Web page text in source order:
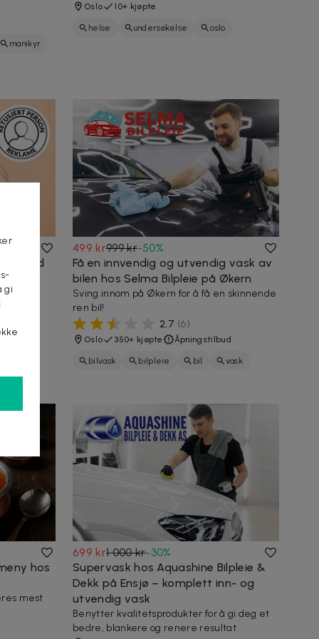
manikyr
Oslo 10+ kjøpte
helse undersøkelse
oslo
Hud
og
499 kr999 kr-50%
Få en innvendig og utvendig vask av
bilen hos Selma Bilpleie på Økern
Sving innom på Økern for å få en skinnende
ren bil!
2,7 (6)
Oslo 350+ kjøpte Åpningstilbud
bilvask bilpleie bil
vask
hos
mest
699 kr1 000 kr-30%
Supervask hos Aquashine Bilpleie &
Dekk på Ensjø – komplett inn- og
utvendig vask
Benytter kvalitetsprodukter for å gi deg et
bedre, blankere og renere resultat
gi